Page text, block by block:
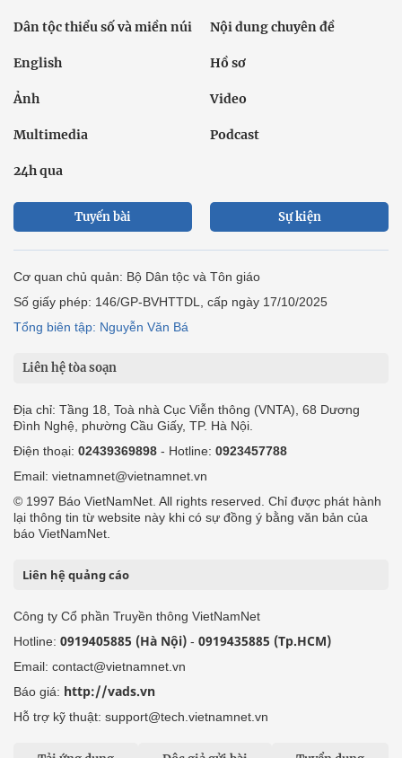
Dân tộc thiểu số và miền núi Nội dung chuyên đề
English Hồ sơ
Ảnh Video
Multimedia Podcast
24h qua
Tuyến bài Sự kiện
Cơ quan chủ quản: Bộ Dân tộc và Tôn giáo
Số giấy phép: 146/GP-BVHTTDL, cấp ngày 17/10/2025
Tổng biên tập: Nguyễn Văn Bá
Liên hệ tòa soạn
Địa chỉ: Tầng 18, Toà nhà Cục Viễn thông (VNTA), 68 Dương
Đình Nghệ, phường Cầu Giấy, TP. Hà Nội.
Điện thoại: 02439369898 - Hotline: 0923457788
Email: vietnamnet@vietnamnet.vn
© 1997 Báo VietNamNet. All rights reserved. Chỉ được phát hành
lại thông tin từ website này khi có sự đồng ý bằng văn bản của
báo VietNamNet.
Liên hệ quảng cáo
Công ty Cổ phần Truyền thông VietNamNet
Hotline: 0919405885 (Hà Nội) - 0919435885 (Tp.HCM)
Email: contact@vietnamnet.vn
Báo giá: http://vads.vn
Hỗ trợ kỹ thuật: support@tech.vietnamnet.vn